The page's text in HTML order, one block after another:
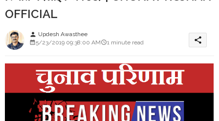
OFFICIAL
person Updesh Awasthee
5/23/2019 09:38:00 AM
1 minute read share